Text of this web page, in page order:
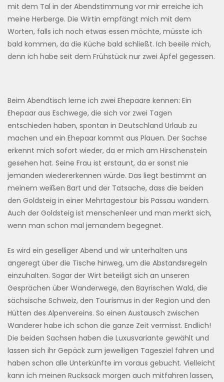
mit dem Tal in der Abendstimmung vor mir erreiche ich
meine Herberge. Die Wirtin empfängt mich mit dem
Worten, falls ich noch etwas essen möchte, müsste ich
bald kommen, da die Küche bald schließt. Ich beeile mich,
denn ich habe seit dem Frühstück nur zwei Äpfel gegessen.
Beim Abendtisch lerne ich zwei Ehepaare kennen: Ein
Ehepaar aus Eschwege, die sich vor zwei Tagen
entschieden haben, spontan in Deutschland Urlaub zu
machen und ein Ehepaar kommt aus Plauen. Der Sachse
erkennt mich sofort wieder, da er mich am Hirschenstein
gesehen hat. Seine Frau ist erstaunt, da er sonst nie
jemanden wiedererkennen würde. Das liegt bestimmt an
meinem weißen Bart und der Tatsache, dass die beiden
den Goldsteig in einer Mehrtagestour bis Passau wandern.
Auch der Goldsteig ist menschenleer und man merkt sich,
wenn man schon mal jemandem begegnet.
Es wird ein geselliger Abend und wir unterhalten uns
angeregt über die Tische hinweg, um die Abstandsregeln
einzuhalten. Sogar der Wirt beteiligt sich an unseren
Gesprächen über Wanderwege, den Bayrischen Wald, die
sächsische Schweiz, den Tourismus in der Region und den
Hütten des Alpenvereins. So einen Austausch zwischen
Wanderer habe ich schon die ganze Zeit vermisst. Endlich!
Die beiden Sachsen haben die Luxusvariante gewählt und
lassen sich ihr Gepäck zum jeweiligen Tagesziel fahren und
haben schon alle Unterkünfte im voraus gebucht. Vielleicht
kann ich meinen Rucksack morgen auch mitfahren lassen,